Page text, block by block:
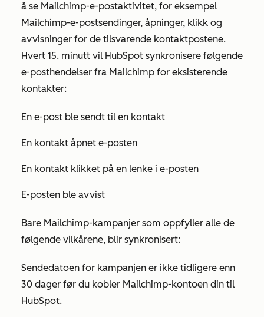
å se Mailchimp-e-postaktivitet, for eksempel
Mailchimp-e-postsendinger, åpninger, klikk og
avvisninger for de tilsvarende kontaktpostene.
Hvert 15. minutt vil HubSpot synkronisere følgende
e-posthendelser fra Mailchimp for eksisterende
kontakter:
En e-post ble sendt til en kontakt
En kontakt åpnet e-posten
En kontakt klikket på en lenke i e-posten
E-posten ble avvist
Bare Mailchimp-kampanjer som oppfyller alle de
følgende vilkårene, blir synkronisert:
Sendedatoen for kampanjen er ikke tidligere enn
30 dager før du kobler Mailchimp-kontoen din til
HubSpot.